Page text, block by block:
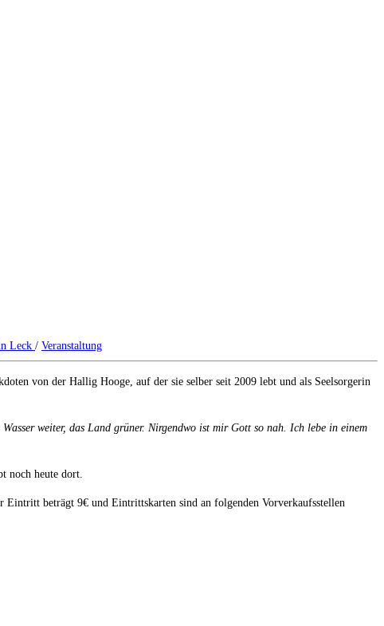
Leck / Veranstaltung
von der Hallig Hooge, auf der sie selber seit 2009 lebt und als Seelsorgerin
weiter, das Land grüner. Nirgendwo ist mir Gott so nah. Ich lebe in einem
noch heute dort.
beträgt 9€ und Eintrittskarten sind an folgenden Vorverkaufsstellen